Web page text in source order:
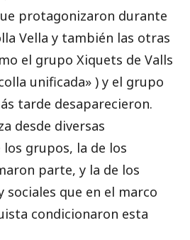
protagonizaron durante
Vella y también las otras
el grupo Xiquets de Valls
unificada» ) y el grupo
tarde desaparecieron.
desde diversas
grupos, la de los
parte, y la de los
sociales que en el marco
condicionaron esta